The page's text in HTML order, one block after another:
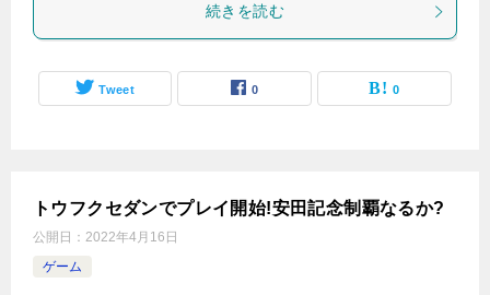
続きを読む
Tweet 0 0
トウフクセダンでプレイ開始!安田記念制覇なるか?
公開日： 2022年4月16日
ゲーム